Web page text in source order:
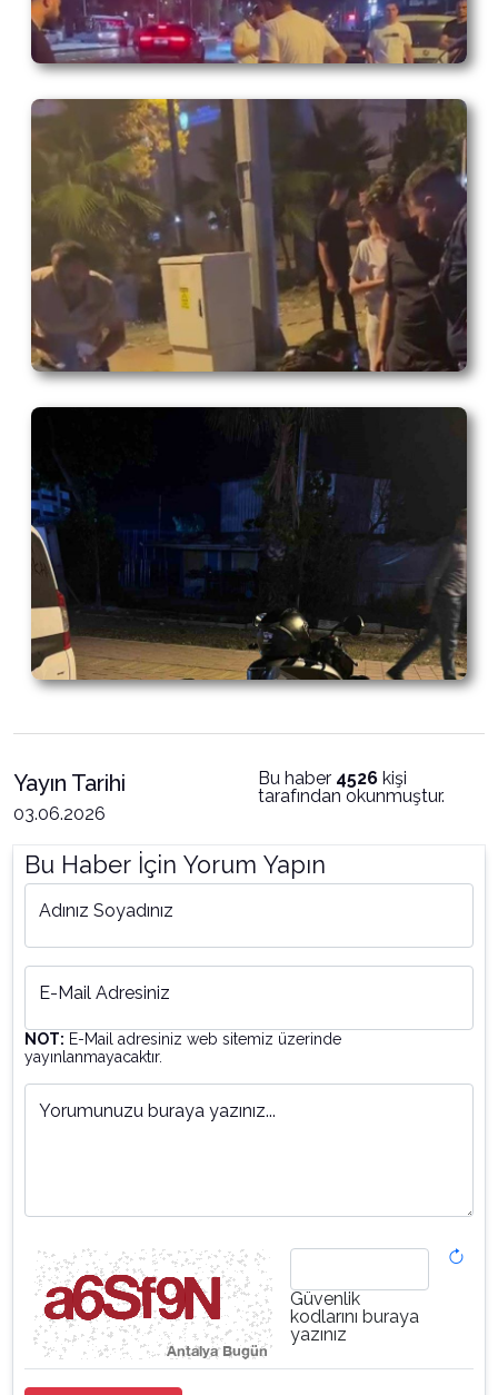
Yayın Tarihi
03.06.2026
Bu haber 4526 kişi
tarafından okunmuştur.
Bu Haber İçin Yorum Yapın
Adınız Soyadınız
E-Mail Adresiniz
NOT: E-Mail adresiniz web sitemiz üzerinde
yayınlanmayacaktır.
Yorumunuzu buraya yazınız...
Güvenlik
kodlarını buraya
yazınız